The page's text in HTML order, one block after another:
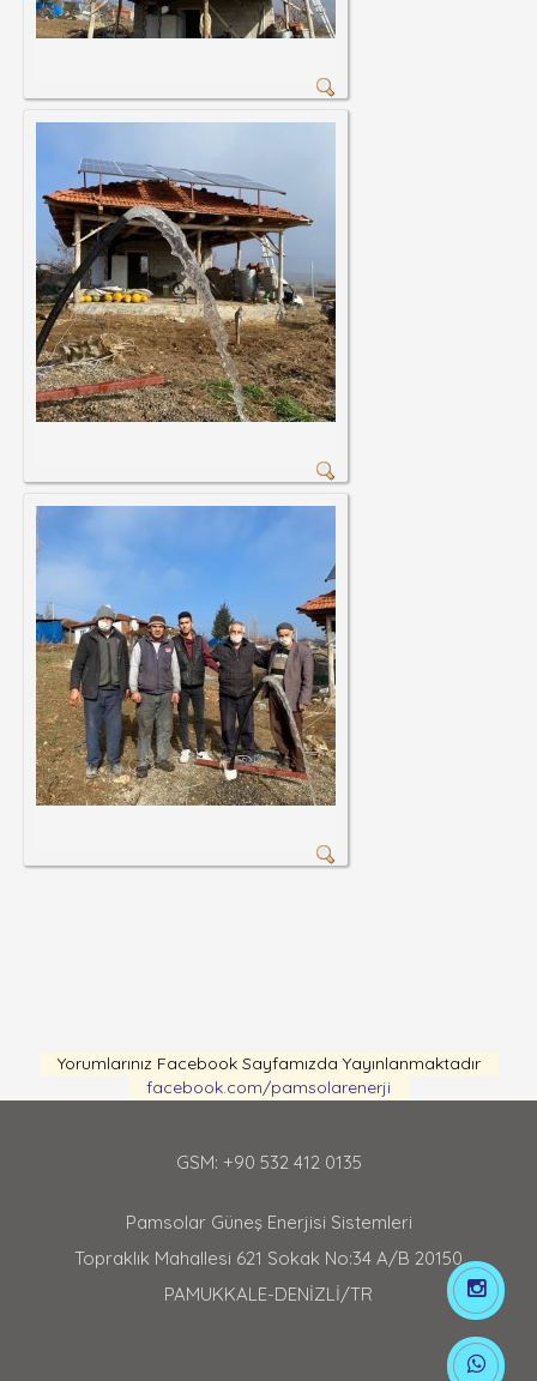
Yorumlarınız Facebook Sayfamızda Yayınlanmaktadır
facebook.com/pamsolarenerji
Pamsolar Güneş Enerjisi Sistemleri
Topraklık Mahallesi 621 Sokak No:34 A/B 20150
PAMUKKALE-DENİZLİ/TR
GSM: +90 532 412 0135